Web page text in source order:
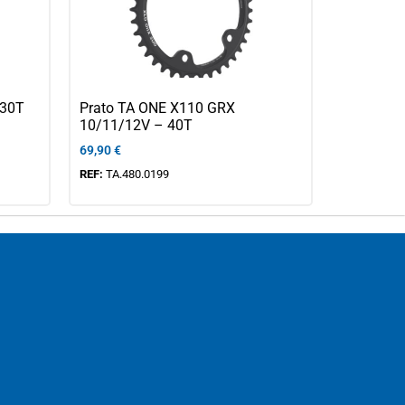
Prato TA ONE X110 GRX
10/11/12V – 40T
69,90€
REF: TA.480.0199